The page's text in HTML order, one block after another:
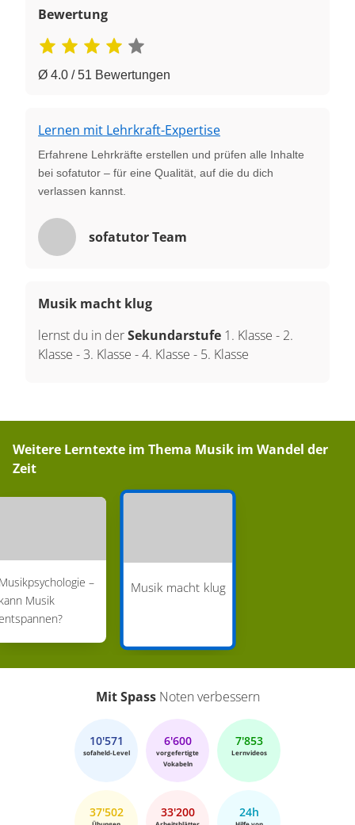
Bewertung
Ø 4.0 / 51 Bewertungen
Lernen mit Lehrkraft-Expertise
Erfahrene Lehrkräfte erstellen und prüfen alle Inhalte
bei sofatutor – für eine Qualität, auf die du dich
verlassen kannst.
sofatutor Team
Musik macht klug
lernst du in derSekundarstufe 1. Klasse - 2.
Klasse - 3. Klasse -4. Klasse - 5. Klasse
Weitere Lerntexte im Thema Musik im Wandel der
Zeit
–
Musik
Musik macht klug
Mit SpassNoten verbessern
10'571
sofaheld-Level
6'600
vorgefertigte
Vokabeln
7'853
Lernvideos
37'502 33'200 24h